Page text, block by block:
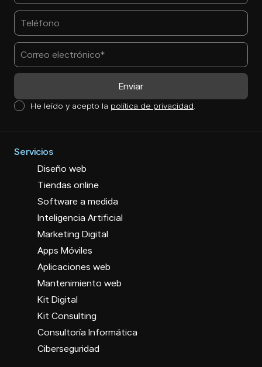
He leído y acepto la política de privacidad
Servicios
Diseño web
Tiendas online
Software a medida
Inteligencia Artificial
Marketing Digital
Apps Móviles
Aplicaciones web
Mantenimiento web
Kit Digital
Kit Consulting
Consultoría Informática
Ciberseguridad